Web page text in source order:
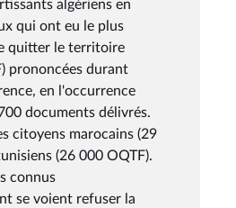
algériens en
qui ont eu le plus
quitter le territoire
prononcées durant
en l'occurrence
documents délivrés.
citoyens marocains (29
(26 000 OQTF).
connus
se voient refuser la